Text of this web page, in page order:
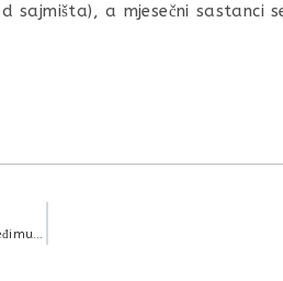
sajmišta), a mjesečni
Obilježavanje Europskog dana debljine 2011. u Zavodu za javno zdravstvo Međimurske županije